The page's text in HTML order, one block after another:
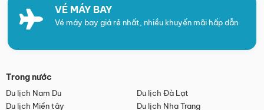
VÉ MÁY BAY
Vé máy bay giá rẻ nhất, nhiều khuyến mãi hấp dẫn
Trong nước
Du lịch Nam Du
Du lịch Đà Lạt
Du lịch Miền tây
Du lịch Nha Trang